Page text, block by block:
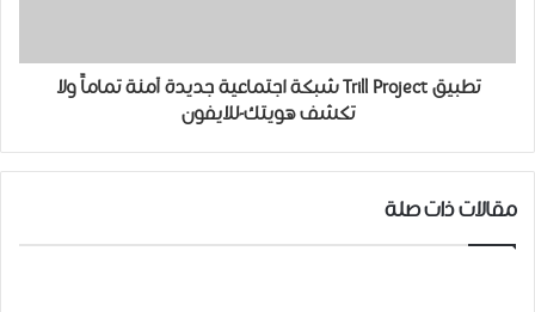
تطبيق Trill Project شبكة اجتماعية جديدة آمنة تماماً ولا
تكشف هويتك-للايفون
مقالات ذات صلة